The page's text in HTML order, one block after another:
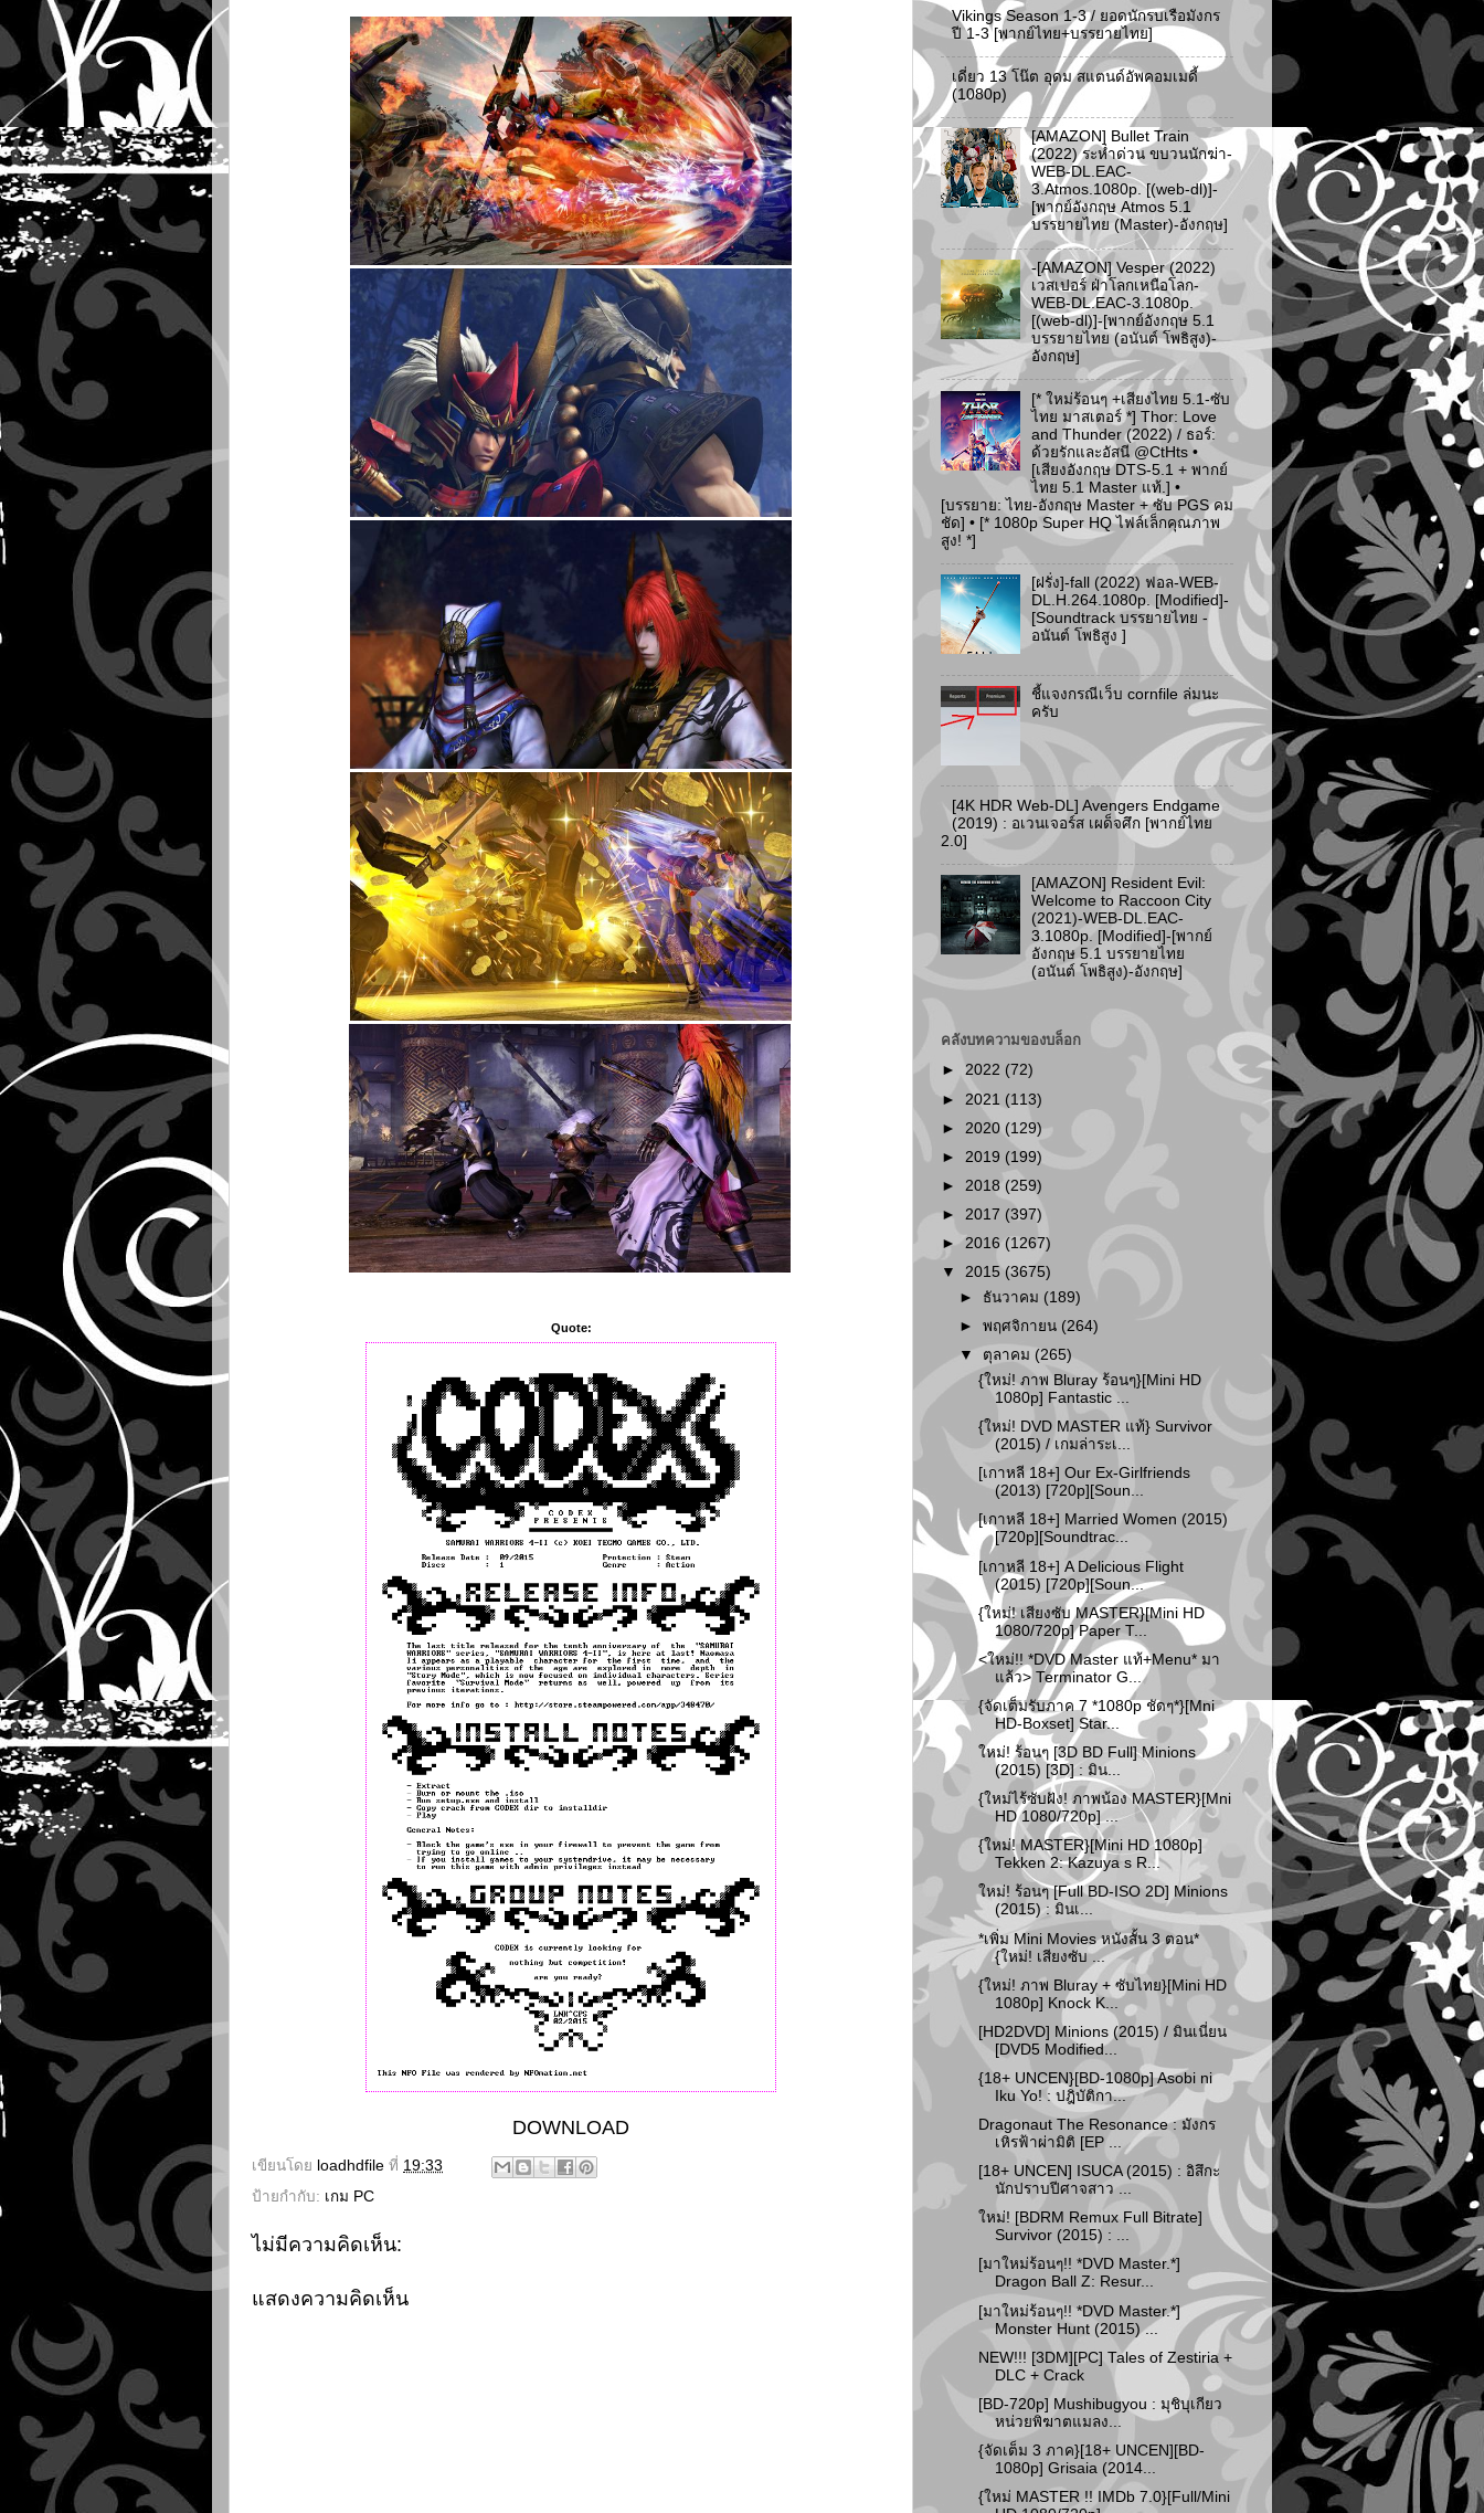
Quote:
DOWNLOAD
เขียนโดย loadhdfile ที่ 19:33
ป้ายกำกับ: เกม PC
ไม่มีความคิดเห็น:
แสดงความคิดเห็น
Vikings Season 1-3 / ยอดนักรบเรือมังกร
ปี 1-3 [พากย์ไทย+บรรยายไทย]
เดี่ยว 13 โน๊ต อุดม สแตนด์อัพคอมเมดี้
(1080p)
[AMAZON] Bullet Train
(2022) ระห่ำด่วน ขบวนนักฆ่า-
WEB-DL.EAC-
3.Atmos.1080p. [(web-dl)]-
[พากย์อังกฤษ Atmos 5.1
บรรยายไทย (Master)-อังกฤษ]
-[AMAZON] Vesper (2022)
เวสเปอร์ ฝ่าโลกเหนือโลก-
WEB-DL.EAC-3.1080p.
[(web-dl)]-[พากย์อังกฤษ 5.1
บรรยายไทย (อนันต์ โพธิสูง)-
อังกฤษ]
[* ใหม่ร้อนๆ +เสียงไทย 5.1-ซับ
ไทย มาสเตอร์ *] Thor: Love
and Thunder (2022) / ธอร์:
ด้วยรักและอัสนี @CtHts •
[เสียงอังกฤษ DTS-5.1 + พากย์
ไทย 5.1 Master แท้.] •
[บรรยาย: ไทย-อังกฤษ Master + ซับ PGS คม
ชัด] • [* 1080p Super HQ ไฟล์เล็กคุณภาพ
สูง! *]
[ฝรั่ง]-fall (2022) ฟอล-WEB-
DL.H.264.1080p. [Modified]-
[Soundtrack บรรยายไทย -
อนันต์ โพธิสูง ]
ชี้แจงกรณีเว็บ cornfile ล่มนะ
ครับ
[4K HDR Web-DL] Avengers Endgame
(2019) : อเวนเจอร์ส เผด็จศึก [พากย์ไทย
2.0]
[AMAZON] Resident Evil:
Welcome to Raccoon City
(2021)-WEB-DL.EAC-
3.1080p. [Modified]-[พากย์
อังกฤษ 5.1 บรรยายไทย
(อนันต์ โพธิสูง)-อังกฤษ]
คลังบทความของบล็อก
► 2022 (72)
► 2021 (113)
► 2020 (129)
► 2019 (199)
► 2018 (259)
► 2017 (397)
► 2016 (1267)
▼ 2015 (3675)
► ธันวาคม (189)
►พฤศจิกายน (264)
▼ ตุลาคม (265)
{ใหม่! ภาพ Bluray ร้อนๆ}[Mini HD
1080p] Fantastic ...
{ใหม่! DVD MASTER แท้} Survivor
(2015) / เกมล่าระเ...
[เกาหลี 18+] Our Ex-Girlfriends
(2013) [720p][Soun...
[เกาหลี 18+] Married Women (2015)
[720p][Soundtrac...
[เกาหลี 18+] A Delicious Flight
(2015) [720p][Soun...
{ใหม่! เสียงซับ MASTER}[Mini HD
1080/720p] Paper T...
<ใหม่!! *DVD Master แท้+Menu* มา
แล้ว> Terminator G...
{จัดเต็มรับภาค 7 *1080p ชัดๆ*}[Mni
HD-Boxset] Star...
ใหม่! ร้อนๆ [3D BD Full] Minions
(2015) [3D] : มิน...
{ใหม่ไร้ซับฝัง! ภาพน้อง MASTER}[Mni
HD 1080/720p] ...
{ใหม่! MASTER}[Mini HD 1080p]
Tekken 2: Kazuya s R...
ใหม่! ร้อนๆ [Full BD-ISO 2D] Minions
(2015) : มินเ...
*เพิ่ม Mini Movies หนังสั้น 3 ตอน*
{ใหม่! เสียงซับ ...
{ใหม่! ภาพ Bluray + ซับไทย}[Mini HD
1080p] Knock K...
[HD2DVD] Minions (2015) / มินเนี่ยน
[DVD5 Modified...
{18+ UNCEN}[BD-1080p] Asobi ni
Iku Yo! : ปฎิบัติกา...
Dragonaut The Resonance : มังกร
เหิรฟ้าผ่ามิติ [EP ...
[18+ UNCEN] ISUCA (2015) : อิสึกะ
นักปราบปีศาจสาว ...
ใหม่! [BDRM Remux Full Bitrate]
Survivor (2015) : ...
[มาใหม่ร้อนๆ!! *DVD Master.*]
Dragon Ball Z: Resur...
[มาใหม่ร้อนๆ!! *DVD Master.*]
Monster Hunt (2015) ...
NEW!!! [3DM][PC] Tales of Zestiria +
DLC + Crack
[BD-720p] Mushibugyou : มุชิบุเกียว
หน่วยพิฆาตแมลง...
{จัดเต็ม 3 ภาค}[18+ UNCEN][BD-
1080p] Grisaia (2014...
{ใหม่ MASTER !! IMDb 7.0}[Full/Mini